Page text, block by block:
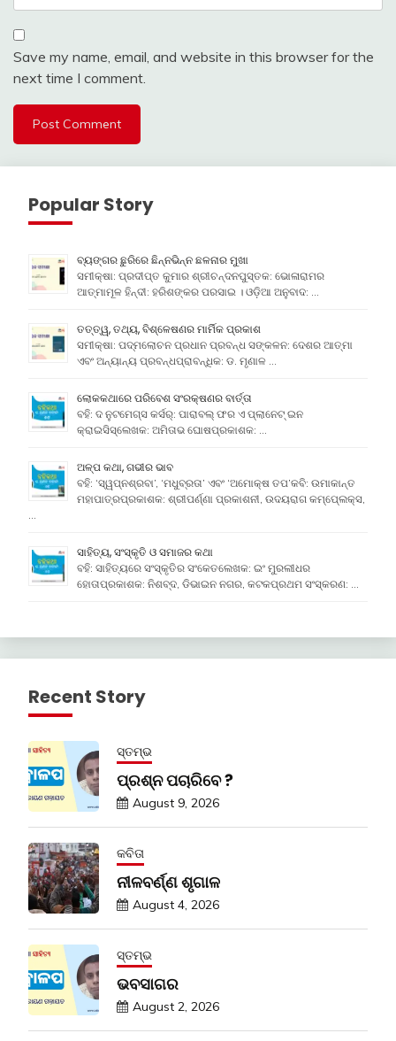
Save my name, email, and website in this browser for the
next time I comment.
Popular Story
ବ୍ୟଙ୍ଗର ଛୁରିରେ ଛିନ୍ନଭିନ୍ନ ଛଳନାର ମୁଖା
ସମୀକ୍ଷା: ପ୍ରଦୀପ୍ତ କୁମାର ଶ୍ରୀଚନ୍ଦନପୁସ୍ତକ: ଭୋଳାରାମର
ଆତ୍ମାମୂଳ ହିନ୍ଦୀ: ହରିଶଙ୍କର ପରସାଇ । ଓଡ଼ିଆ ଅନୁବାଦ: …
ତତ୍ତ୍ୱ, ତଥ୍ୟ, ବିଶ୍ଳେଷଣର ମାର୍ମିକ ପ୍ରକାଶ
ସମୀକ୍ଷା: ପଦ୍ମଲୋଚନ ପ୍ରଧାନ ପ୍ରବନ୍ଧ ସଙ୍କଳନ: ଦେଶର ଆତ୍ମା
ଏବଂ ଅନ୍ୟାନ୍ୟ ପ୍ରବନ୍ଧପ୍ରାବନ୍ଧିକ: ଡ. ମୃଣାଳ …
ଲୋକକଥାରେ ପରିବେଶ ସଂରକ୍ଷଣର ବାର୍ତ୍ତା
ବହି: ଦ ନୁଟମେଗ୍ସ କର୍ସର୍: ପାରାବଲ୍ ଫର ଏ ପ୍ଲାନେଟ୍ ଇନ
କ୍ରାଇସିସ୍ଲେଖକ: ଅମିତାଭ ଘୋଷପ୍ରକାଶକ: …
ଅଳ୍ପ କଥା, ଗଭୀର ଭାବ
ବହି: ‘ସ୍ୱପ୍ନଶ୍ରବା’, ‘ମଧୁବ୍ରତା’ ଏବଂ ‘ଅମୋକ୍ଷ ତପ’କବି: ଉମାକାନ୍ତ
ମହାପାତ୍ରପ୍ରକାଶକ: ଶ୍ରୀପର୍ଣ୍ଣା ପ୍ରକାଶନୀ, ଉଦୟରାଗ କମ୍ପେ୍ଲକ୍ସ,
ସାହିତ୍ୟ, ସଂସ୍କୃତି ଓ ସମାଜର କଥା
ବହି: ସାହିତ୍ୟରେ ସଂସ୍କୃତିର ସଂକେତଲେଖକ: ଇଂ ମୁରଲୀଧର
ହୋତାପ୍ରକାଶକ: ନିଶବ୍ଦ, ଡିଭାଇନ ନଗର, କଟକପ୍ରଥମ ସଂସ୍କରଣ: …
Recent Story
ସ୍ତମ୍ଭ
ପ୍ରଶ୍ନ ପଚାରିବେ ?
August 9, 2026
କବିତା
ନୀଳବର୍ଣ୍ଣ ଶୃଗାଳ
August 4, 2026
ସ୍ତମ୍ଭ
ଭବସାଗର
August 2, 2026